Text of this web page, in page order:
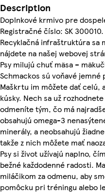
Description
Doplnkové krmivo pre
Registračné číslo: SK 300010.
Recyklačná infraštruktúra
nájdete na našej webovej
Psy milujú chuť mäsa –
Schmackos sú voňavé
Maškrtu im môžete dať celú,
kúsky. Nech sa už
odmeníte tým, čo má
obsahujú omega-3
minerály, a neobsahujú
takže z nich môžete mať
Psy si život užívajú naplno,
bežné každodenné radosti.
miláčikom za odmenu, aby
pomôcku pri tréningu alebo